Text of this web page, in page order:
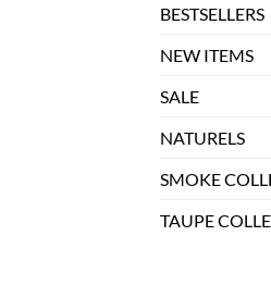
BESTSELLERS
NEW ITEMS
SALE
NATURELS
SMOKE
TAUPE